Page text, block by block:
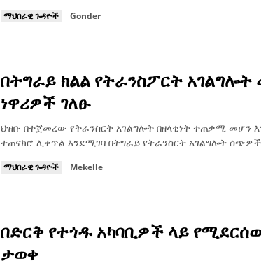
ማህበራዊ ጉዳዮች Gonder
በትግራይ ክልል የትራንስፖርት
ነዋሪዎች ገለፁ
ህዝቡ በተጀመረው የትራንስርት አገልግሎት በዘላቂነት ተጠቃሚ መሆን
ተጠናክሮ ሊቀጥል እንደሚገባ በትግራይ የትራንስርት አገልግሎት
ማህበራዊ ጉዳዮች Mekelle
በድርቅ የተጎዱ አካባቢዎች ላይ
ታወቀ